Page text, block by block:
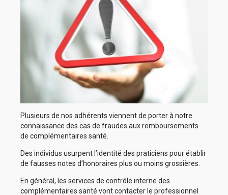
Plusieurs de nos adhérents viennent de porter à notre
connaissance des cas de fraudes aux remboursements
de complémentaires santé.
Des individus usurpent l’identité des praticiens pour établir
de fausses notes d’honoraires plus ou moins grossières.
En général, les services de contrôle interne des
complémentaires santé vont contacter le professionnel